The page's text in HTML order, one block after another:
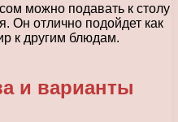
можно подавать к столу
Он отлично подойдет как
к другим блюдам.
и варианты